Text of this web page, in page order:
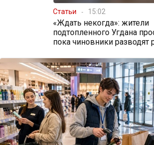
Статьи 15:02
«Ждать некогда»: жители
подтопленного Угдана
пока чиновники разводят